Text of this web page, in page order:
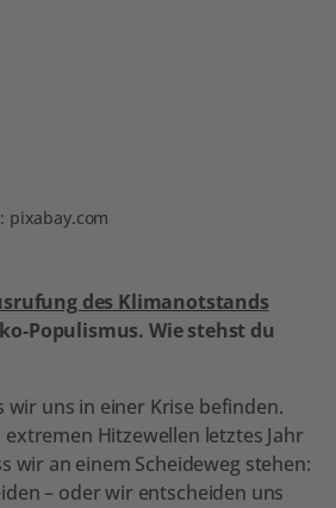
pixabay.com
des Klimanotstands
Populismus. Wie stehst du
uns in einer Krise befinden.
Hitzewellen letztes Jahr
wir an einem Scheideweg stehen:
– oder wir entscheiden uns